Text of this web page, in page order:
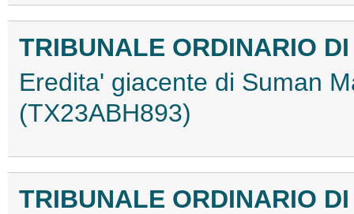
TRIBUNALE ORDINARIO
Eredita' giacente di Suman
(TX23ABH893)
TRIBUNALE ORDINARIO